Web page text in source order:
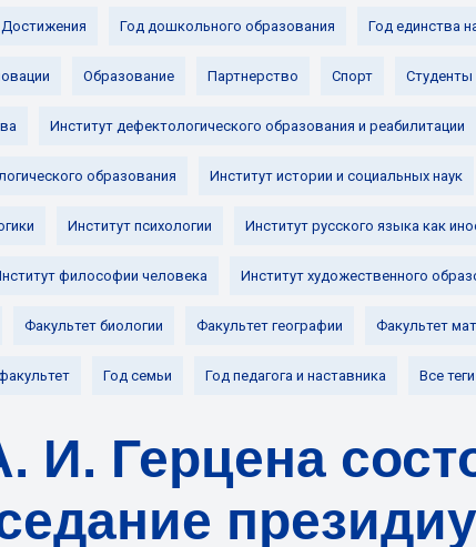
Достижения Год дошкольного образования Год единства
Образование Партнерство Спорт Студенты
Институт дефектологического образования и реабилитации
образования Институт истории и социальных наук
Институт психологии Институт русского языка как
философии человека Институт художественного
Факультет биологии Факультет географии Факультет
Год семьи Год педагога и наставника Все теги
И. Герцена